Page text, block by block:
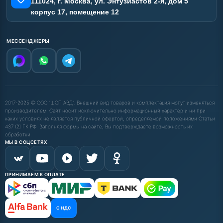
корпус 17, помещение 12
МЕССЕНДЖЕРЫ
2017-2025 © ООО "ШОП АВД". Внешний вид товаров и комплектация могут изменяться
производителем. Сайт носит исключительно информационный характер и ни при
каких условиях не является публичной офертой, определяемой положениями Статьи
437 (2) ГК РФ. Заполняя формы на сайте, Вы подтверждаете возможность их
обработки.
МЫ В СОЦСЕТЯХ
ПРИНИМАЕМ К ОПЛАТЕ
С НДС